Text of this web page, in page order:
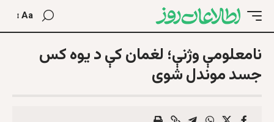
Aa
نامعلومې وژنې؛ لغمان کې د یوه کس
جسد موندل شوی